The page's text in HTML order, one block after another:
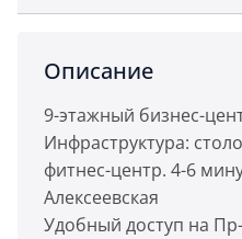
Описание
9-этажный бизнес-
Инфраструктура:
фитнес-центр. 4-6
Алексеевская
Удобный доступ на